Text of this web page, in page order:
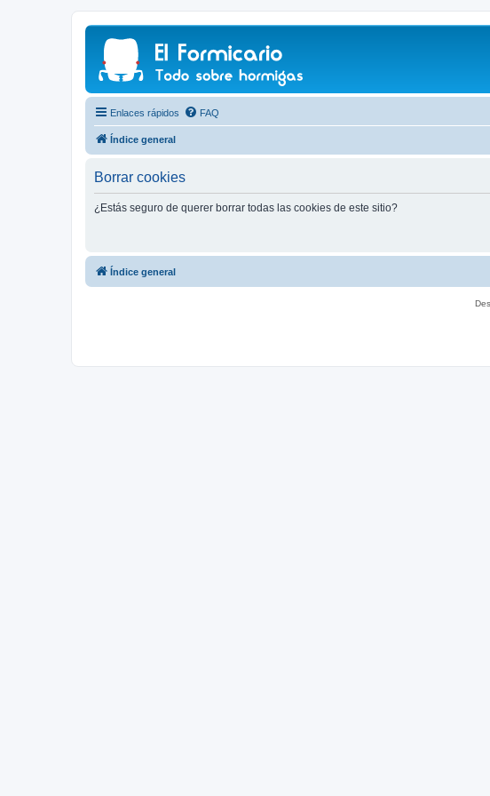
Enlaces rápidos FAQ
Índice general
Borrar cookies
¿Estás seguro de querer borrar todas las cookies de este sitio?
Índice general